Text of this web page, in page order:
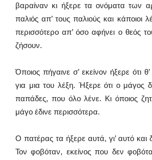
βαραίναν κι ήξερε τα ονόματα των
παλιός απ’ τους παλιούς και κάποιοι
περισσότερο απ’ όσο αφήνει ο θεός
ζήσουν.
Όποιος πήγαινε σ’ εκείνον ήξερε ότι
για μια του λέξη. Ήξερε ότι ο μάγος
παπάδες, που όλο λένε. Κι όποιος
μάγο έδινε περισσότερα.
Ο πατέρας τα ήξερε αυτά, γι’ αυτό και
Τον φοβόταν, εκείνος που δεν